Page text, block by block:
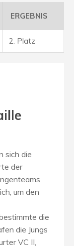
ERGEBNIS
2. Platz
sich die
der
um den
die
die Jungs
VC II,